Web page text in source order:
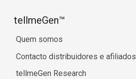
tellmeGen™
Quem somos
Contacto distribuidores e afiliados
tellmeGen Research